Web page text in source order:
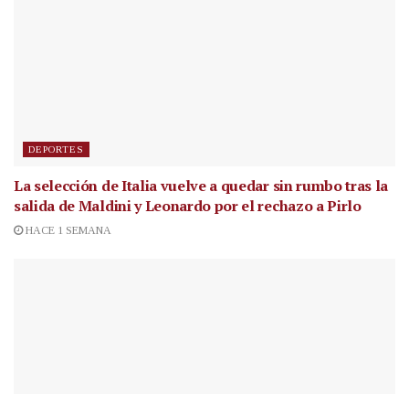
DEPORTES
La selección de Italia vuelve a quedar sin rumbo tras la
salida de Maldini y Leonardo por el rechazo a Pirlo
HACE 1 SEMANA